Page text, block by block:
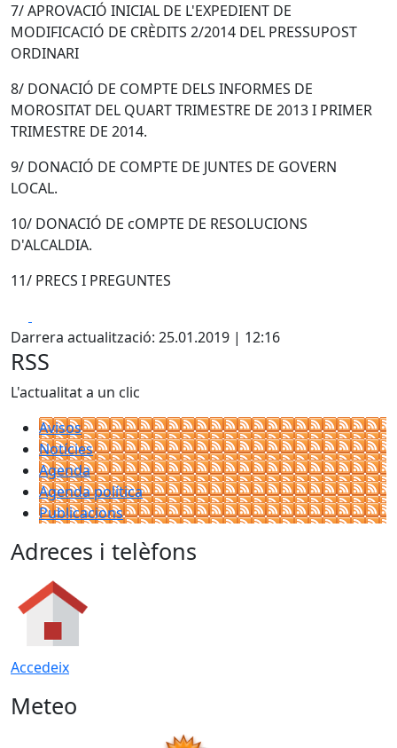
7/ APROVACIÓ INICIAL DE L'EXPEDIENT DE
MODIFICACIÓ DE CRÈDITS 2/2014 DEL PRESSUPOST
ORDINARI
8/ DONACIÓ DE COMPTE DELS INFORMES DE
MOROSITAT DEL QUART TRIMESTRE DE 2013 I PRIMER
TRIMESTRE DE 2014.
9/ DONACIÓ DE COMPTE DE JUNTES DE GOVERN
LOCAL.
10/ DONACIÓ DE cOMPTE DE RESOLUCIONS
D'ALCALDIA.
11/ PRECS I PREGUNTES
Darrera actualització: 25.01.2019 | 12:16
RSS
L'actualitat a un clic
Avisos
Notícies
Agenda
Agenda política
Publicacions
Adreces i telèfons
Accedeix
Meteo